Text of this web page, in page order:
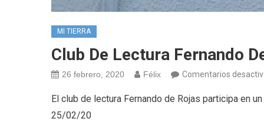
MI TIERRA
Club De Lectura Fernando
26 febrero, 2020 Félix Comentarios
El club de lectura Fernando de Rojas participa en
25/02/20